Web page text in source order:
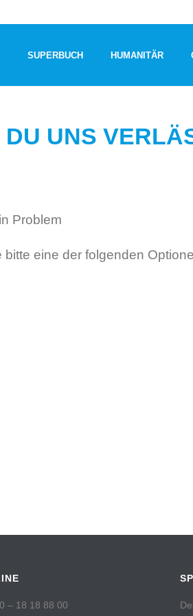
SUPERBUCH HUMANITÄR
UNS
Problem
eine der folgenden
– 18 18 88 00